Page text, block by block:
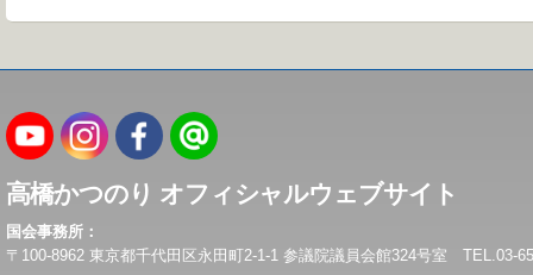
高橋かつのり オフィシャルウェブサイト
国会事務所：
〒100-8962 東京都千代田区永田町2-1-1 参議院議員会館324号室 TEL.03-